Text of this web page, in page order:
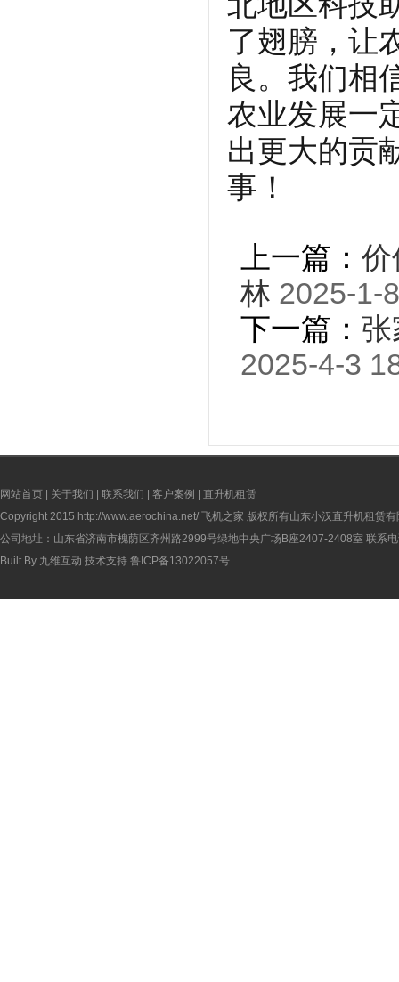
了翅膀，让
良。我们相
农业发展一
出更大的贡
事！
上一篇： 价
林 2025-1-
下一篇：
2025-4-3
网站首页 | 关于我们 | 联系我们 | 客户案例 | 直升机租赁
Copyright 2015 http://www.aerochina.net/ 飞机之家 版权所有山东小汉直升机租赁有
公司地址：山东省济南市槐荫区齐州路2999号绿地中央广场B座2407-2408室 联系
Built By 九维互动 技术支持 鲁ICP备13022057号